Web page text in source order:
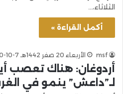
الثلاثاء،…
أكمل القراءة »
msf الأربعاء 20 صفر 1442هـ 7-10-2020م
أردوغان: هناك تعصب
لـ”داعش” ينمو في